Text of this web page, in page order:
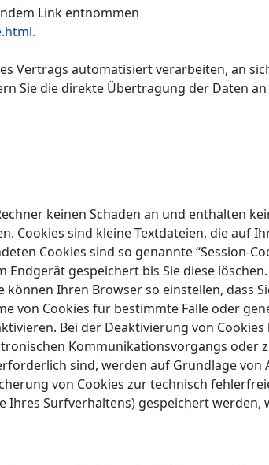
Link entnommen
Vertrags automatisiert verarbeiten, an
Sie die direkte Übertragung der Daten
keinen Schaden an und enthalten
Cookies sind kleine Textdateien, die auf
Cookies sind so genannte “Session-
gespeichert bis Sie diese
Ihren Browser so einstellen, dass
von Cookies für bestimmte Fälle oder
Bei der Deaktivierung von Cookies
Kommunikationsvorgangs oder
sind, werden auf Grundlage von
von Cookies zur technisch
Ihres Surfverhaltens) gespeichert werden,